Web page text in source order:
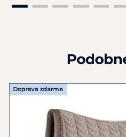
Doprava zdarma